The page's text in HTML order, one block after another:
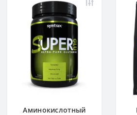
Аминокислотный